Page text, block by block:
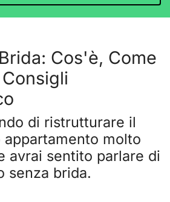
Cos'è, Come
di ristrutturare il
molto
avrai sentito parlare di
senza brida.